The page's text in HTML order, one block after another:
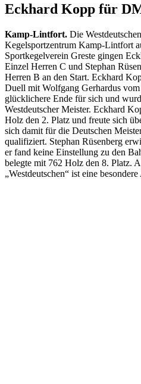
Eckhard Kopp für
Kamp-Lintfort. Die
Kegelsportzentrum Kamp-Lintfort
Sportkegelverein Greste gingen
Einzel Herren C und Stephan
Herren B an den Start. Eckhard
Duell mit Wolfgang Gerhardus
glücklichere Ende für sich und
Westdeutscher Meister. Eckhard
Holz den 2. Platz und freute sich
sich damit für die Deutschen
qualifiziert. Stephan Rüsenberg
er fand keine Einstellung zu den
belegte mit 762 Holz den 8. Platz.
„Westdeutschen“ ist eine